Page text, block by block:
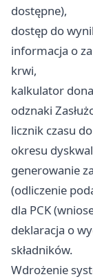
dostępne),
dostęp do
informacja o
krwi,
kalkulator
odznaki
licznik czasu
okresu
generowanie
(odliczenie
dla PCK
deklaracja o
składników.
Wdrożenie